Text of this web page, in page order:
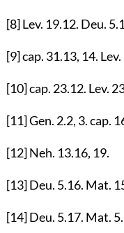
[8]Lev. 19.12. Deu.
[9]cap. 31.13, 14. Lev.
[10]cap. 23.12. Lev.
[11]Gen. 2.2, 3. cap.
[12]Neh. 13.16, 19.
[13]Deu. 5.16. Mat.
[14]Deu. 5.17. Mat.